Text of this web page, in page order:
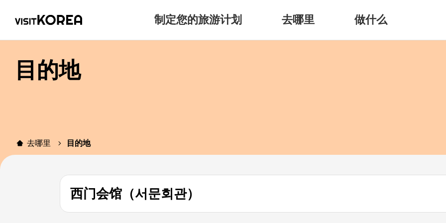
制定您的旅游计划 去哪里 做什么
目的地
去哪里 目的地
西门会馆（서문회관）